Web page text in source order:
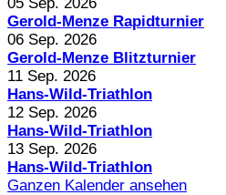
Gerold-Menze Rapidturnier
06 Sep. 2026
Gerold-Menze Blitzturnier
11 Sep. 2026
Hans-Wild-Triathlon
12 Sep. 2026
Hans-Wild-Triathlon
13 Sep. 2026
Hans-Wild-Triathlon
Ganzen Kalender ansehen